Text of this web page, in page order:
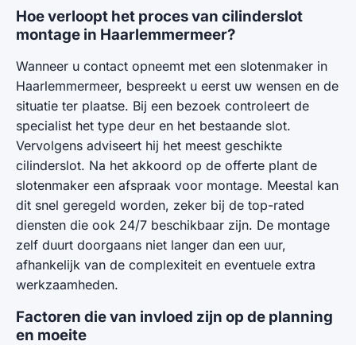
Hoe verloopt het proces van cilinderslot
montage in Haarlemmermeer?
Wanneer u contact opneemt met een slotenmaker in
Haarlemmermeer, bespreekt u eerst uw wensen en de
situatie ter plaatse. Bij een bezoek controleert de
specialist het type deur en het bestaande slot.
Vervolgens adviseert hij het meest geschikte
cilinderslot. Na het akkoord op de offerte plant de
slotenmaker een afspraak voor montage. Meestal kan
dit snel geregeld worden, zeker bij de top-rated
diensten die ook 24/7 beschikbaar zijn. De montage
zelf duurt doorgaans niet langer dan een uur,
afhankelijk van de complexiteit en eventuele extra
werkzaamheden.
Factoren die van invloed zijn op de planning
en moeite